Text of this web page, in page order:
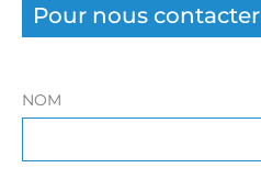
Pour nous contacter
NOM